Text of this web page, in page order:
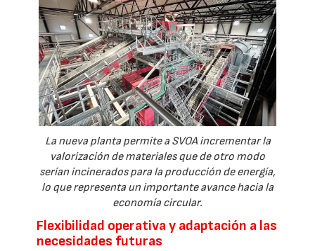
La nueva planta permite a SVOA incrementar la
valorización de materiales que de otro modo
serían incinerados para la producción de energía,
lo que representa un importante avance hacia la
economía circular.
Flexibilidad operativa y adaptación a las
necesidades futuras